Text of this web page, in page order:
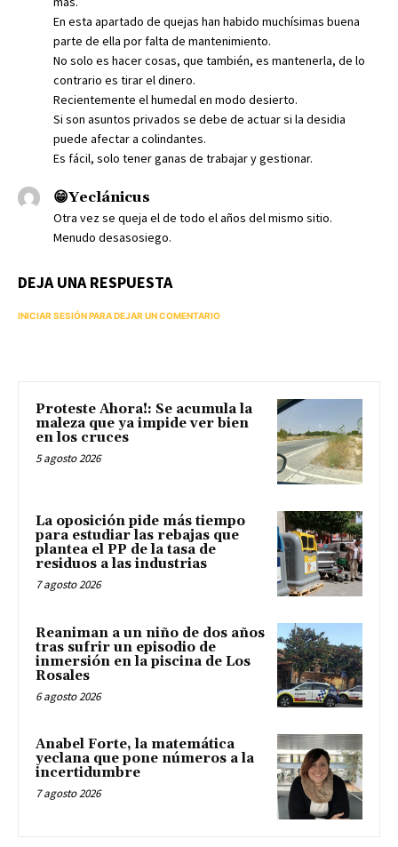
En esta apartado de quejas han habido muchísimas buena
parte de ella por falta de mantenimiento.
No solo es hacer cosas, que también, es mantenerla, de lo
contrario es tirar el dinero.
Recientemente el humedal en modo desierto.
Si son asuntos privados se debe de actuar si la desidia
puede afectar a colindantes.
Es fácil, solo tener ganas de trabajar y gestionar.
😁Yeclánicus
Otra vez se queja el de todo el años del mismo sitio.
Menudo desasosiego.
DEJA UNA RESPUESTA
INICIAR SESIÓN PARA DEJAR UN COMENTARIO
Proteste Ahora!: Se acumula la
maleza que ya impide ver bien
en los cruces
5 agosto 2026
La oposición pide más tiempo
para estudiar las rebajas que
plantea el PP de la tasa de
residuos a las industrias
7 agosto 2026
Reaniman a un niño de dos años
tras sufrir un episodio de
inmersión en la piscina de Los
Rosales
6 agosto 2026
Anabel Forte, la matemática
yeclana que pone números a la
incertidumbre
7 agosto 2026